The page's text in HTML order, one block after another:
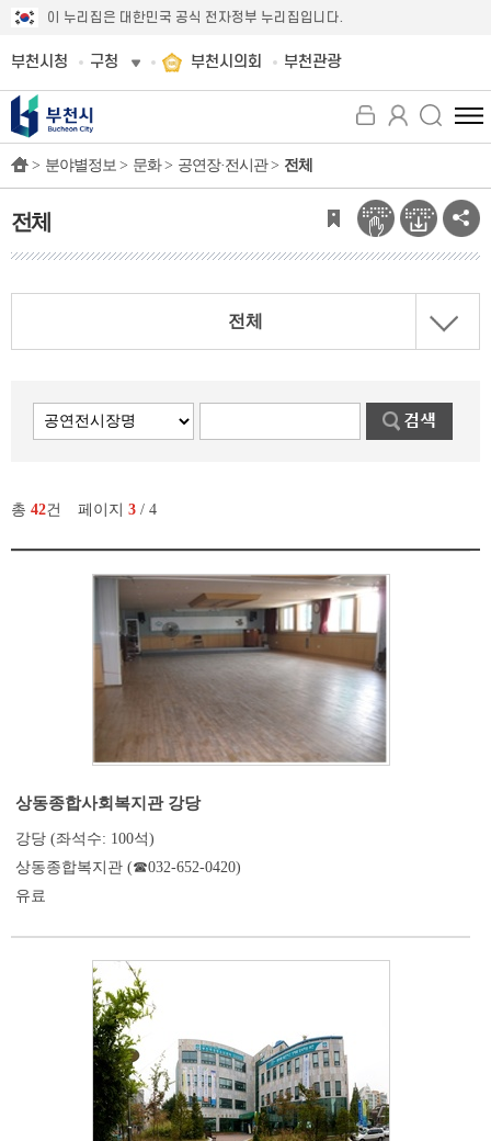
이 누리집은 대한민국 공식 전자정부 누리집입니다.
부천시청 구청 부천시의회 부천관광
전
체
뉴
보
기
> 분야별정보 > 문화 > 공연장·전시관 > 전체
전체
전체
총 42건 페이지 3 / 4
상동종합사회복지관 강당
강당 (좌석수: 100석)
상동종합복지관 (☎032-652-0420)
유료